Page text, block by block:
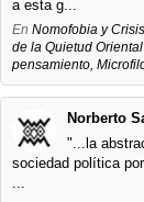
a esta g...
En Nomofobia y
de la Quietud
pensamiento,
Norberto
"...la
sociedad política
...